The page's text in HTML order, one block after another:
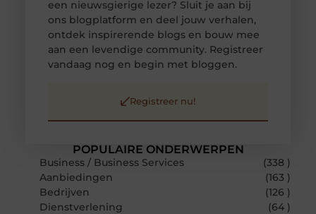
POPULAIRE ONDERWERPEN
Business / Business Services
(338 )
Aanbiedingen
(163 )
Bedrijven
(126 )
Dienstverlening
(64 )
een nieuwsgierige lezer? Sluit je aan bij
ons blogplatform en deel jouw verhalen,
ontdek inspirerende blogs en bouw mee
aan een levendige community. Registreer
vandaag nog en begin met bloggen.
Registreer nu!